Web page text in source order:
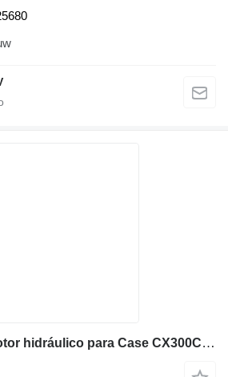
Case KBC10200 motor hidráulico para Case CX300C CX300D CX300E CX365ESR excavadora